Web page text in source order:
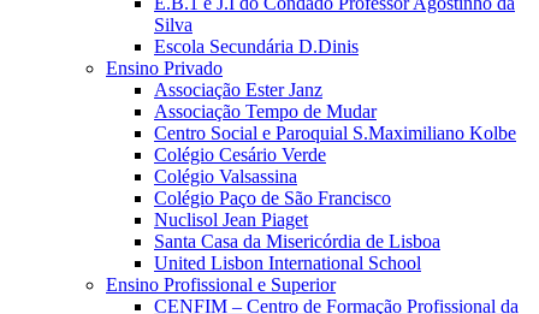
Silva
Escola Secundária D.Dinis
Ensino Privado
Associação Ester Janz
Associação Tempo de Mudar
Centro Social e Paroquial S.Maximiliano Kolbe
Colégio Cesário Verde
Colégio Valsassina
Colégio Paço de São Francisco
Nuclisol Jean Piaget
Santa Casa da Misericórdia de Lisboa
United Lisbon International School
Ensino Profissional e Superior
CENFIM – Centro de Formação Profissional da